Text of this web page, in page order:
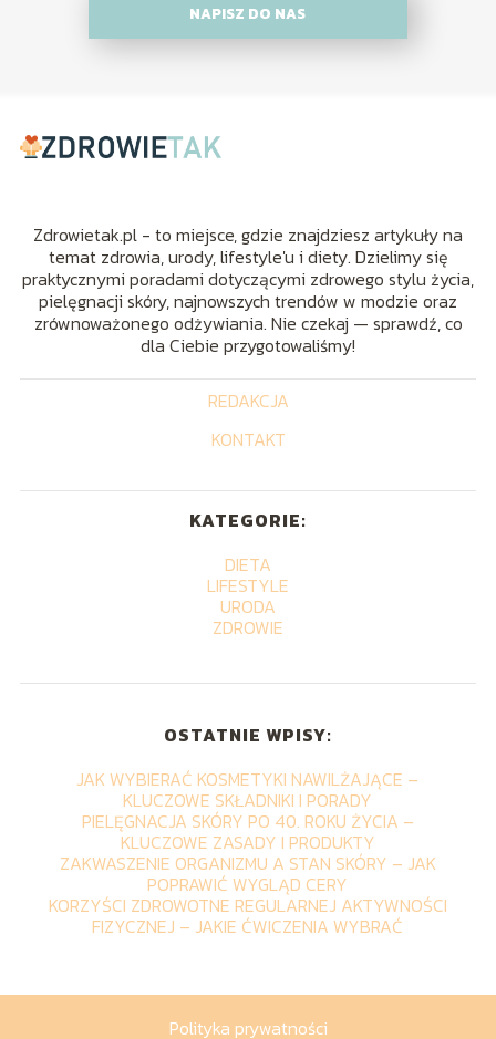
NAPISZ DO NAS
Zdrowietak.pl - to miejsce, gdzie znajdziesz artykuły na
temat zdrowia, urody, lifestyle'u i diety. Dzielimy się
praktycznymi poradami dotyczącymi zdrowego stylu życia,
pielęgnacji skóry, najnowszych trendów w modzie oraz
zrównoważonego odżywiania. Nie czekaj — sprawdź, co
dla Ciebie przygotowaliśmy!
REDAKCJA
KONTAKT
KATEGORIE:
DIETA
LIFESTYLE
URODA
ZDROWIE
OSTATNIE WPISY:
JAK WYBIERAĆ KOSMETYKI NAWILŻAJĄCE –
KLUCZOWE SKŁADNIKI I PORADY
PIELĘGNACJA SKÓRY PO 40. ROKU ŻYCIA –
KLUCZOWE ZASADY I PRODUKTY
ZAKWASZENIE ORGANIZMU A STAN SKÓRY – JAK
POPRAWIĆ WYGLĄD CERY
KORZYŚCI ZDROWOTNE REGULARNEJ AKTYWNOŚCI
FIZYCZNEJ – JAKIE ĆWICZENIA WYBRAĆ
Polityka prywatności